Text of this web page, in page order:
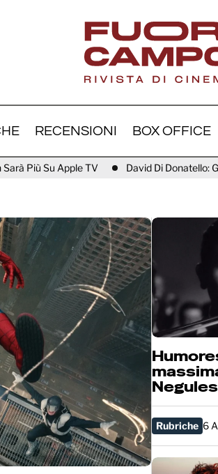
RECENSIONI BOX OFFICE
David Di Donatello: Gian Luca Farinelli È Il
Rubriche 6